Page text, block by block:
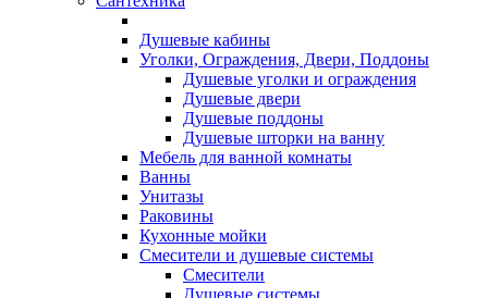
Душевые кабины
Уголки, Ограждения, Двери, Поддоны
Душевые уголки и ограждения
Душевые двери
Душевые поддоны
Душевые шторки на ванну
Мебель для ванной комнаты
Ванны
Унитазы
Раковины
Кухонные мойки
Смесители и душевые системы
Смесители
Душевые системы